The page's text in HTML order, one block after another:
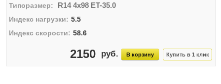
R14 4x98 ET-35.0
5.5
58.6
2150